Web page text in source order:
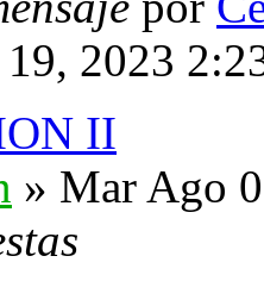
2023
II
» Mar Ago